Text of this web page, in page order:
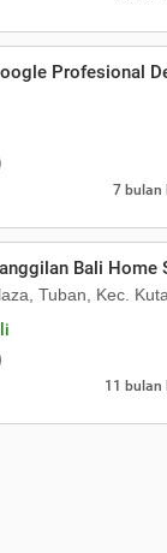
Profesional
7 bulan
Bali Home
Tuban, Kec.
11 bulan